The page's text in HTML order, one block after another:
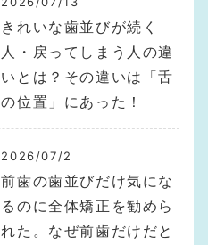
きれいな歯並びが続く
人・戻ってしまう人の違
いとは？その違いは「舌
の位置」にあった！
2026/07/2
前歯の歯並びだけ気にな
るのに全体矯正を勧めら
れた。なぜ前歯だけだと